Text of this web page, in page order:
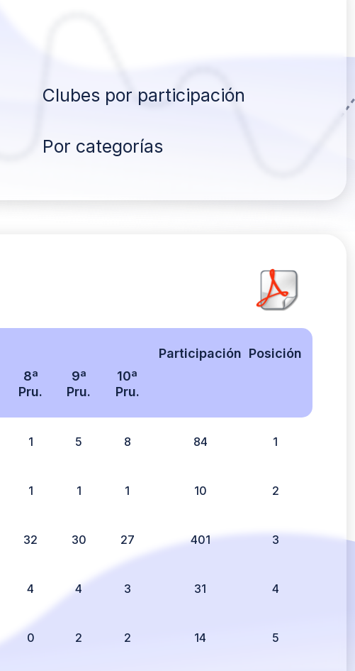
Clubes por participación
Por categorías
8ª
Pru.
9ª
Pru.
10ª
Pru.
Participación Posición
1 5 8 84 1
1 1 1 10 2
32 30 27 401 3
4 4 3 31 4
0 2 2 14 5